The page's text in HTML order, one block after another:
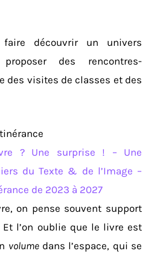
découvrir un univers
des rencontres-
des visites de classes et des
? Une surprise ! – Une
du Texte & de l’Image –
de 2023 à 2027
on pense souvent support
Et l’on oublie que le livre est
volumedans l’espace, qui se